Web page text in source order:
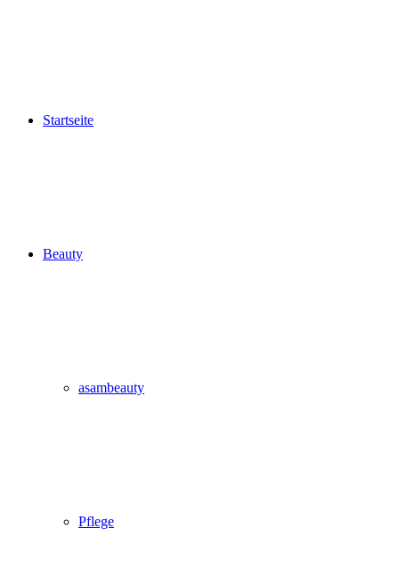
Startseite
Beauty
asambeauty
Pflege